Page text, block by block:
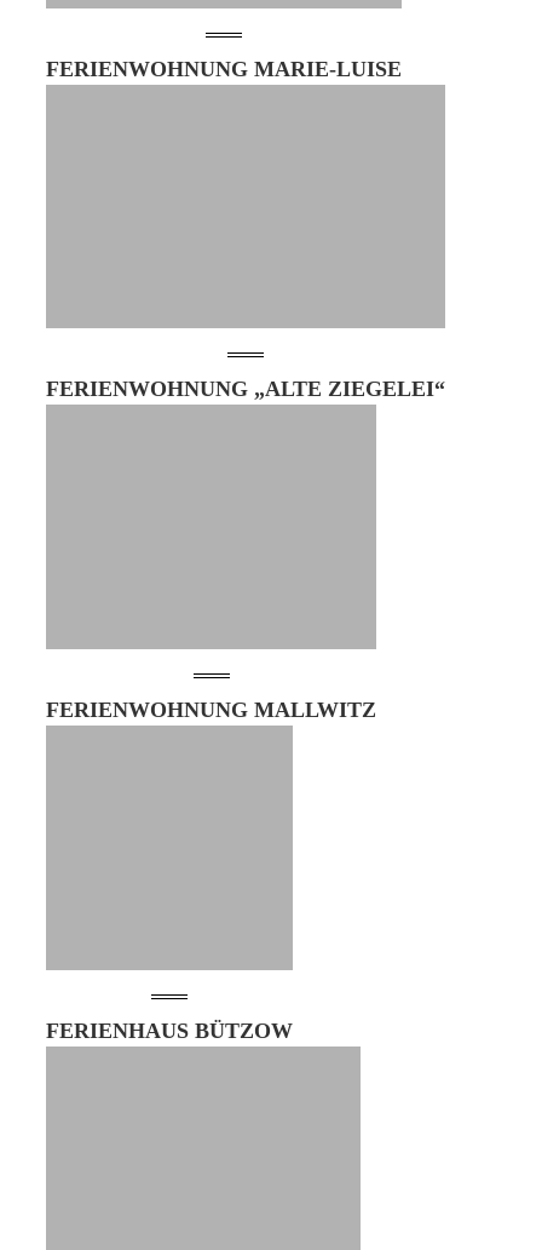
FERIENWOHNUNG MARIE-LUISE
FERIENWOHNUNG „ALTE ZIEGELEI“
FERIENWOHNUNG MALLWITZ
FERIENHAUS BÜTZOW